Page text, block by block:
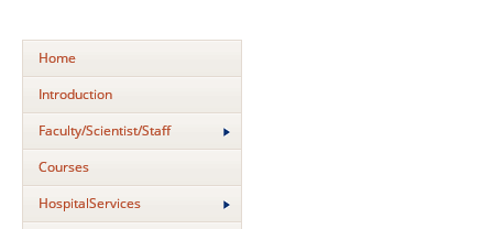
Home
Introduction
Faculty/Scientist/Staff
Courses
HospitalServices